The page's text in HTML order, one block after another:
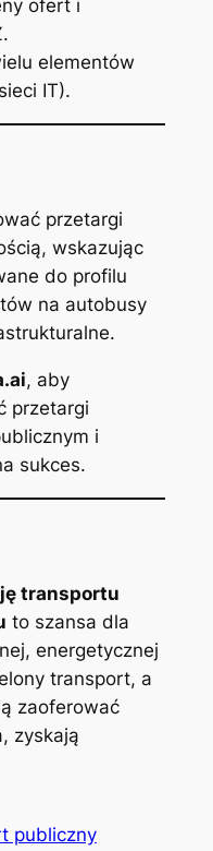
ofert i
elementów
IT).
przetargi
wskazując
do profilu
na autobusy
, aby
przetargi
i
sukces.
transportu
to szansa dla
energetycznej
transport, a
zaoferować
zyskają
publiczny